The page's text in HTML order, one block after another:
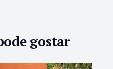
gostar